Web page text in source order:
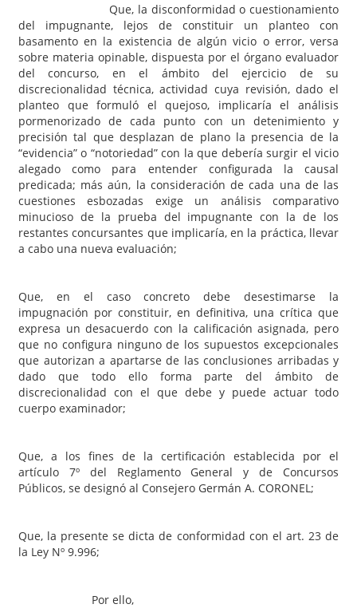
Que, la disconformidad o cuestionamiento
del impugnante, lejos de constituir un planteo con
basamento en la existencia de algún vicio o error, versa
sobre materia opinable, dispuesta por el órgano evaluador
del concurso, en el ámbito del ejercicio de su
discrecionalidad técnica, actividad cuya revisión, dado el
planteo que formuló el quejoso, implicaría el análisis
pormenorizado de cada punto con un detenimiento y
precisión tal que desplazan de plano la presencia de la
“evidencia” o “notoriedad” con la que debería surgir el vicio
alegado como para entender configurada la causal
predicada; más aún, la consideración de cada una de las
cuestiones esbozadas exige un análisis comparativo
minucioso de la prueba del impugnante con la de los
restantes concursantes que implicaría, en la práctica, llevar
a cabo una nueva evaluación;
Que, en el caso concreto debe desestimarse la
impugnación por constituir, en definitiva, una crítica que
expresa un desacuerdo con la calificación asignada, pero
que no configura ninguno de los supuestos excepcionales
que autorizan a apartarse de las conclusiones arribadas y
dado que todo ello forma parte del ámbito de
discrecionalidad con el que debe y puede actuar todo
cuerpo examinador;
Que, a los fines de la certificación establecida por el
artículo 7º del Reglamento General y de Concursos
Públicos, se designó al Consejero Germán A. CORONEL;
Que, la presente se dicta de conformidad con el art. 23 de
la Ley Nº 9.996;
Por ello,